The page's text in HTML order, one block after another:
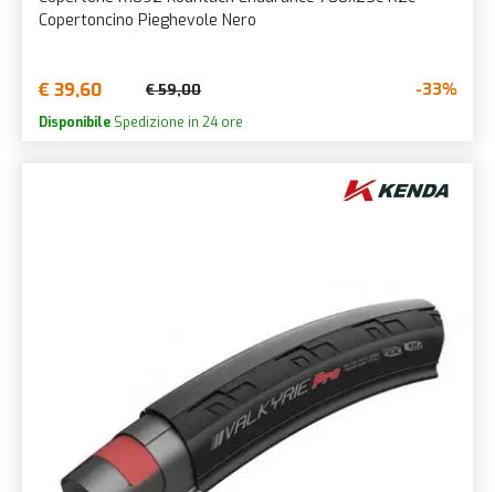
Copertoncino Pieghevole Nero
€ 39,60 € 59,00 -33%
Disponibile Spedizione in 24 ore